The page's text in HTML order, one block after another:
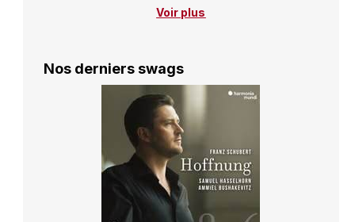
Voir plus
Nos derniers swags